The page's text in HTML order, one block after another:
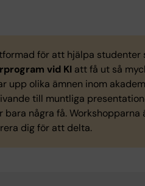
för att hjälpa studenter
vid KI att få ut så
upp olika ämnen inom
till muntliga
några få. Workshopparna
dig för att delta.